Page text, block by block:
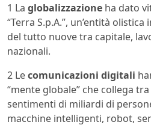
1 La globalizzazione ha dato
“Terra S.p.A.”, un’entità
del tutto nuove tra capitale,
nazionali.
2 Lecomunicazioni digitali
“mente globale” che collega
sentimenti di miliardi di
macchine intelligenti, robot,